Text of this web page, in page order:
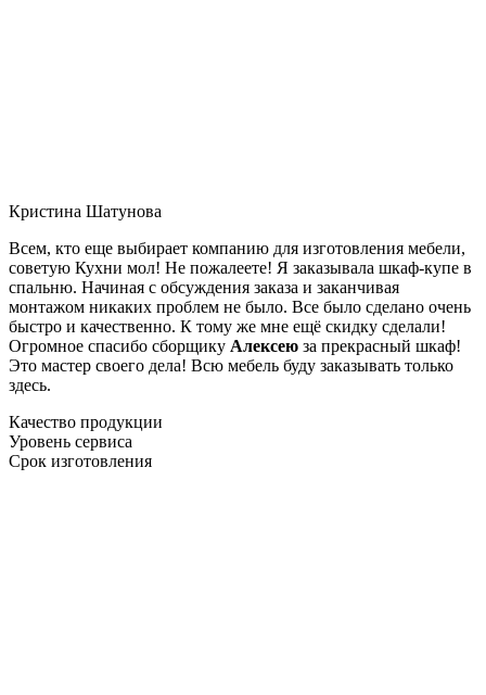
Кристина Шатунова
Всем, кто еще выбирает компанию для изготовления мебели,
советую Кухни мол! Не пожалеете! Я заказывала шкаф-купе в
спальню. Начиная с обсуждения заказа и заканчивая
монтажом никаких проблем не было. Все было сделано очень
быстро и качественно. К тому же мне ещё скидку сделали!
Огромное спасибо сборщику Алексею за прекрасный шкаф!
Это мастер своего дела! Всю мебель буду заказывать только
здесь.
Качество продукции
Уровень сервиса
Срок изготовления